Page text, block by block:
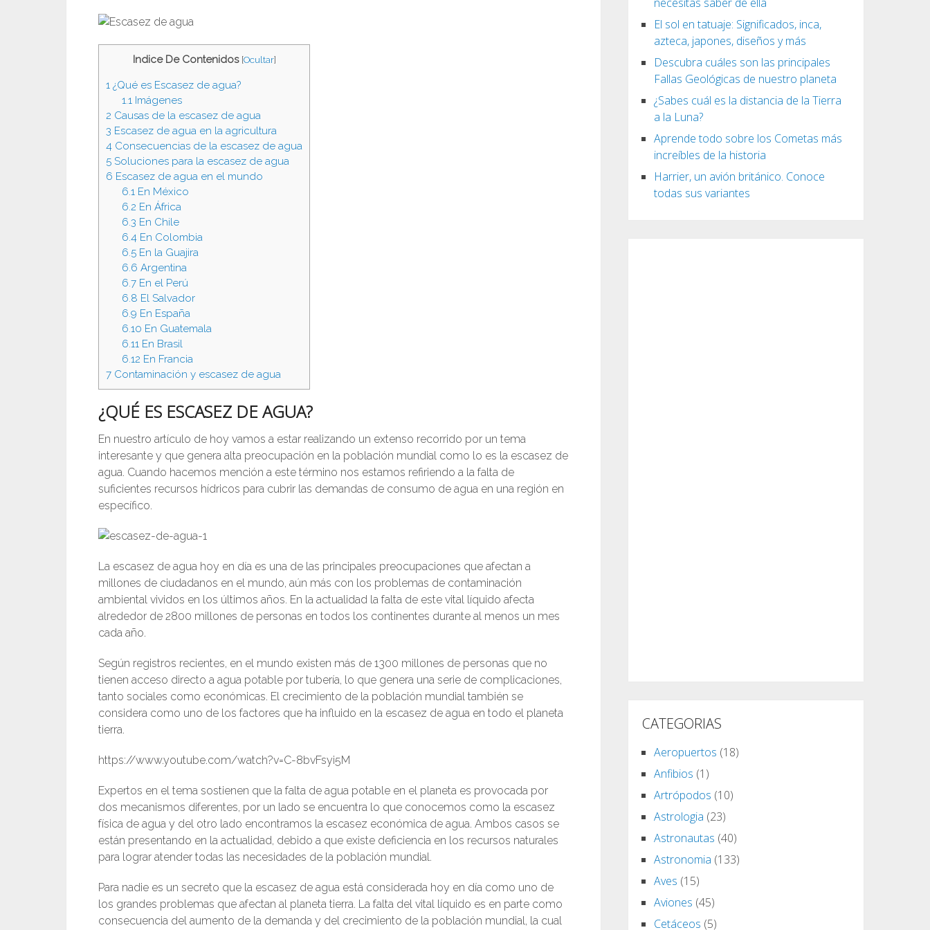
Indice De Contenidos [Ocultar]
1 ¿Qué es Escasez de agua?
1.1Imágenes
2 Causas de la escasez de agua
3 Escasez de agua en la agricultura
4 Consecuencias de la escasez de agua
5 Soluciones para la escasez de agua
6 Escasez de agua en el mundo
6.1En México
6.2 En África
6.3 En Chile
6.4En Colombia
6.5En la Guajira
6.6 Argentina
6.7En el Perú
6.8 El Salvador
6.9 En España
6.10 En Guatemala
6.11En Brasil
6.12 En Francia
7 Contaminación y escasez de agua
¿QUÉ ES ESCASEZ DE AGUA?
En nuestro artículo de hoy vamos a estar realizando un extenso recorrido por un tema
interesante y que genera alta preocupación en la población mundial como lo es la escasez de
agua. Cuando hacemos mención a este término nos estamos refiriendo a la falta de
suficientes recursos hídricos para cubrir las demandas de consumo de agua en una región en
específico.
La escasez de agua hoy en día es una de las principales preocupaciones que afectan a
millones de ciudadanos en el mundo, aún más con los problemas de contaminación
ambiental vividos en los últimos años. En la actualidad la falta de este vital líquido afecta
alrededor de 2800 millones de personas en todos los continentes durante al menos un mes
cada año.
Según registros recientes, en el mundo existen más de 1300 millones de personas que no
tienen acceso directo a agua potable por tubería, lo que genera una serie de complicaciones,
tanto sociales como económicas. El crecimiento de la población mundial también se
considera como uno de los factores que ha influido en la escasez de agua en todo el planeta
tierra.
https://www.youtube.com/watch?v=C-8bvFsyi5M
Expertos en el tema sostienen que la falta de agua potable en el planeta es provocada por
dos mecanismos diferentes, por un lado se encuentra lo que conocemos como la escasez
física de agua y del otro lado encontramos la escasez económica de agua. Ambos casos se
están presentando en la actualidad, debido a que existe deficiencia en los recursos naturales
para lograr atender todas las necesidades de la población mundial.
Para nadie es un secreto que la escasez de agua está considerada hoy en día como uno de
los grandes problemas que afectan al planeta tierra. La falta del vital líquido es en parte como
consecuencia del aumento de la demanda y del crecimiento de la población mundial, la cual
El sol en tatuaje: Significados, inca,
azteca, japones, diseños y más
Descubra cuáles son las principales
Fallas Geológicas de nuestro planeta
¿Sabes cuál es la distancia de la Tierra
a la Luna?
Aprende todo sobre los Cometas más
increíbles de la historia
Harrier, un avión británico. Conoce
todas sus variantes
CATEGORIAS
Aeropuertos (18)
Anfibios (1)
Artrópodos (10)
Astrologia (23)
Astronautas (40)
Astronomia (133)
Aves (15)
Aviones (45)
Cetáceos (5)